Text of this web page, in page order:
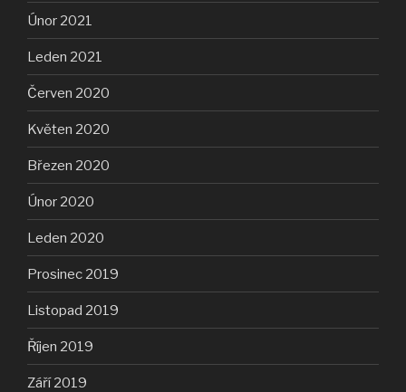
Únor 2021
Leden 2021
Červen 2020
Květen 2020
Březen 2020
Únor 2020
Leden 2020
Prosinec 2019
Listopad 2019
Říjen 2019
Září 2019